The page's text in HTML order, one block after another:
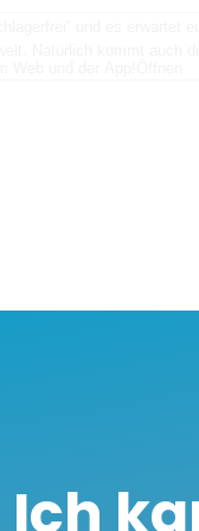
und es erwartet
Natürlich kommt auch